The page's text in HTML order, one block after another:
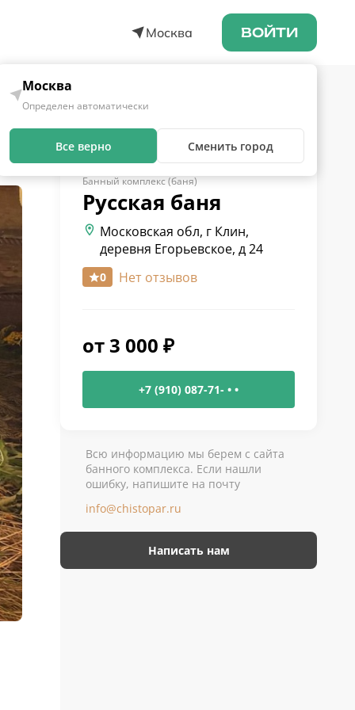
Москва ВОЙТИ
Москва
Определен автоматически
Все верно Сменить город
Банный комплекс (баня)
Русская баня
Московская обл, г Клин,
деревня Егорьевское, д 24
0 Нет отзывов
от 3 000 ₽
+7 (910) 087-71- • •
Всю информацию мы берем с сайта
банного комплекса. Если нашли
ошибку, напишите на почту
info@chistopar.ru
Написать нам